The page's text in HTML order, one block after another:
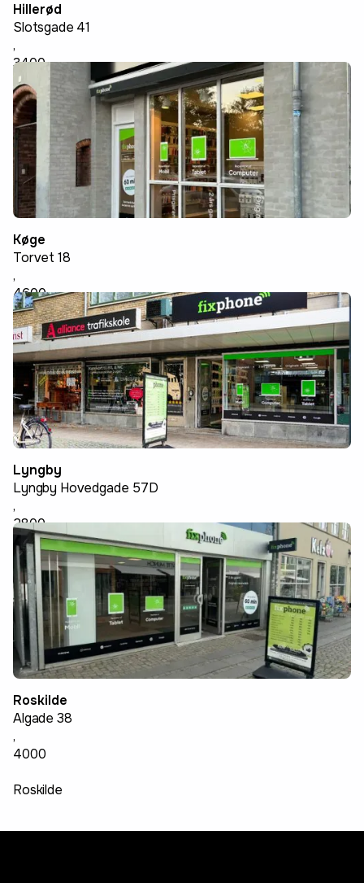
Hillerød
Slotsgade 41
,
3400
Hillerød
Køge
Torvet 18
,
4600
Køge
Lyngby
Lyngby Hovedgade 57D
,
2800
Kongens Lyngby
Roskilde
Algade 38
,
4000
Roskilde